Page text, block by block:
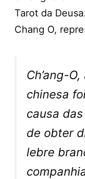
Tarot da
Chang O,
Ch’ang-
chinesa
causa
de obter
lebre